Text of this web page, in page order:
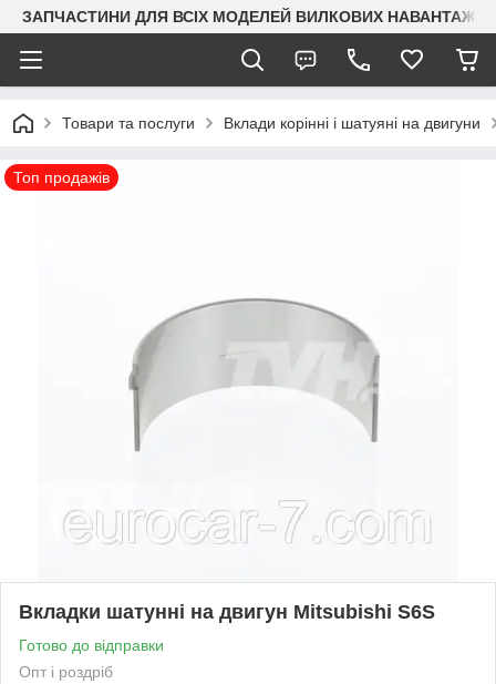
ЗАПЧАСТИНИ ДЛЯ ВСІХ МОДЕЛЕЙ ВИЛКОВИХ
Товари та послуги Вклади корінні і шатуяні на двигуни
Топ продажів
Вкладки шатунні на двигун Mitsubishi S6S
Готово до відправки
Опт і роздріб